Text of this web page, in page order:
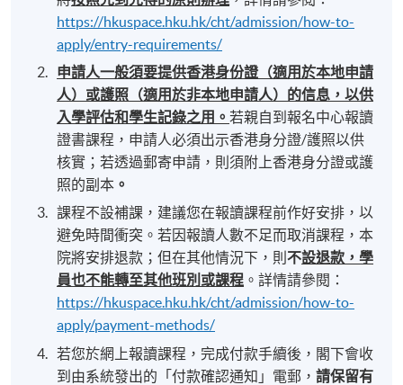
https://hkuspace.hku.hk/cht/admission/how-to-
apply/entry-requirements/
申請人一般須要提供香港身份證（適用於本地申請
人）或護照（適用於非本地申請人）的信息，以供
入學評估和學生記錄之用。若親自到報名中心報讀
證書課程，申請人必須出示香港身分證/護照以供
核實；若透過郵寄申請，則須附上香港身分證或護
照的副本 。
課程不設補課，建議您在報讀課程前作好安排，以
避免時間衝突。若因報讀人數不足而取消課程，本
院將安排退款；但在其他情況下，則不設退款，學
員也不能轉至其他班別或課程 。詳情請參閱：
https://hkuspace.hku.hk/cht/admission/how-to-
apply/payment-methods/
若您於網上報讀課程，完成付款手續後，閣下會收
到由系統發出的「付款確認通知」電郵，請保留有